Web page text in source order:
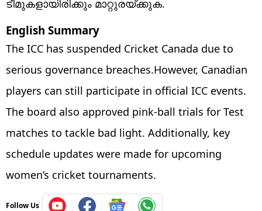
ടീമുകളായിരിക്കും മാറ്റുരയ്ക്കുക.
English Summary
The ICC has suspended Cricket Canada due to
serious governance breaches.However, Canadian
players can still participate in official ICC events.
The board also approved pink-ball trials for Test
matches to tackle bad light. Additionally, key
schedule updates were made for upcoming
women’s cricket tournaments.
Follow Us